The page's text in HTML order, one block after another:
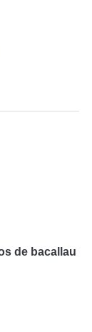
de bacallau